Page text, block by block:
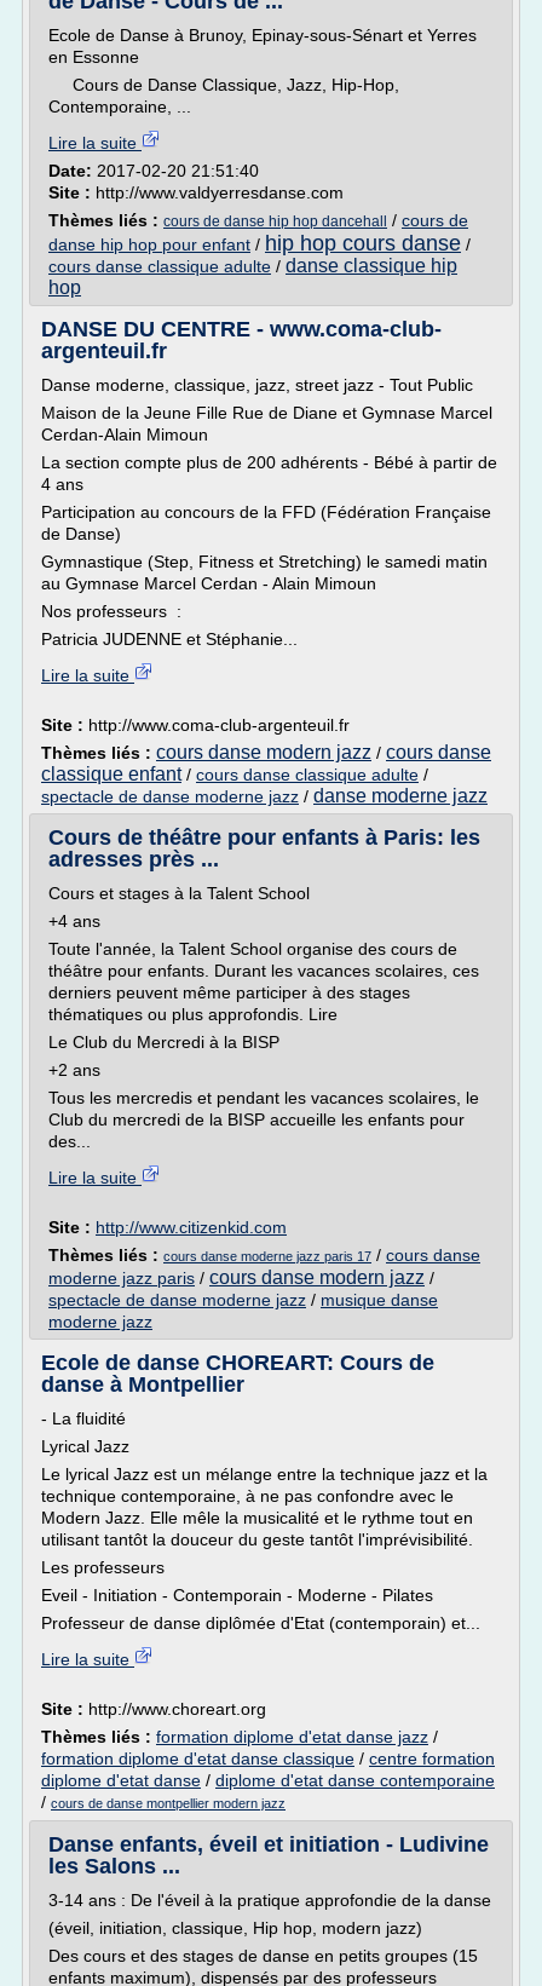
Ecole de Danse à Brunoy, Epinay-sous-Sénart et Yerres
en Essonne
Cours de Danse Classique, Jazz, Hip-Hop,
Contemporaine, ...
Lire la suite
Date: 2017-02-20 21:51:40
Site : http://www.valdyerresdanse.com
Thèmes liés : cours de danse hip hop dancehall / cours de
danse hip hop pour enfant / hip hop cours danse /
cours danse classique adulte / danse classique hip
hop
DANSE DU CENTRE - www.coma-club-
argenteuil.fr
Danse moderne, classique, jazz, street jazz - Tout Public
Maison de la Jeune Fille Rue de Diane et Gymnase Marcel
Cerdan-Alain Mimoun
La section compte plus de 200 adhérents - Bébé à partir de
4 ans
Participation au concours de la FFD (Fédération Française
de Danse)
Gymnastique (Step, Fitness et Stretching) le samedi matin
au Gymnase Marcel Cerdan - Alain Mimoun
Nos professeurs :
Patricia JUDENNE et Stéphanie...
Lire la suite
Site : http://www.coma-club-argenteuil.fr
Thèmes liés : cours danse modern jazz / cours danse
classique enfant/ cours danse classique adulte /
spectacle de danse moderne jazz / danse moderne jazz
Cours de théâtre pour enfants à Paris: les
adresses près ...
Cours et stages à la Talent School
+4 ans
Toute l'année, la Talent School organise des cours de
théâtre pour enfants. Durant les vacances scolaires, ces
derniers peuvent même participer à des stages
thématiques ou plus approfondis. Lire
Le Club du Mercredi à la BISP
+2 ans
Tous les mercredis et pendant les vacances scolaires, le
Club du mercredi de la BISP accueille les enfants pour
des...
Lire la suite
Site : http://www.citizenkid.com
Thèmes liés : cours danse moderne jazz paris 17 / cours danse
moderne jazz paris / cours danse modern jazz /
spectacle de danse moderne jazz / musique danse
moderne jazz
Ecole de danse CHOREART: Cours de
danse à Montpellier
- La fluidité
Lyrical Jazz
Le lyrical Jazz est un mélange entre la technique jazz et la
technique contemporaine, à ne pas confondre avec le
Modern Jazz. Elle mêle la musicalité et le rythme tout en
utilisant tantôt la douceur du geste tantôt l'imprévisibilité.
Les professeurs
Eveil - Initiation - Contemporain - Moderne - Pilates
Professeur de danse diplômée d'Etat (contemporain) et...
Lire la suite
Site : http://www.choreart.org
Thèmes liés : formation diplome d'etat danse jazz /
formation diplome d'etat danse classique / centre formation
diplome d'etat danse / diplome d'etat danse contemporaine
/ cours de danse montpellier modern jazz
Danse enfants, éveil et initiation - Ludivine
les Salons ...
3-14 ans : De l'éveil à la pratique approfondie de la danse
(éveil, initiation, classique, Hip hop, modern jazz)
Des cours et des stages de danse en petits groupes (15
enfants maximum), dispensés par des professeurs